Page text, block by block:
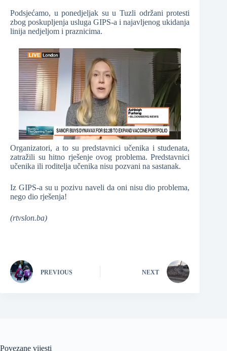
Podsjećamo, u ponedjeljak su u Tuzli održani protesti
zbog poskupljenja usluga GIPS-a i najavljenog ukidanja
linija nedjeljom i praznicima.
Organizatori, a to su predstavnici učenika i studenata,
zatražili su hitno rješenje ovog problema. Predstavnici
učenika ili roditelja učenika nisu pozvani na sastanak.
Iz GIPS-a su u pozivu naveli da oni nisu dio problema,
nego dio rješenja!
(rtvslon.ba)
PREVIOUS NEXT
Povezane vijesti